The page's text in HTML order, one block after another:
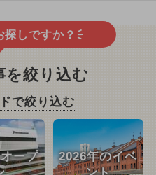
探しですか？
を絞り込む
で絞り込む
ープ
2026年のイベ
ント